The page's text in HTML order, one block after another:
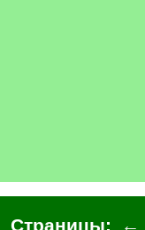
Страницы: ←